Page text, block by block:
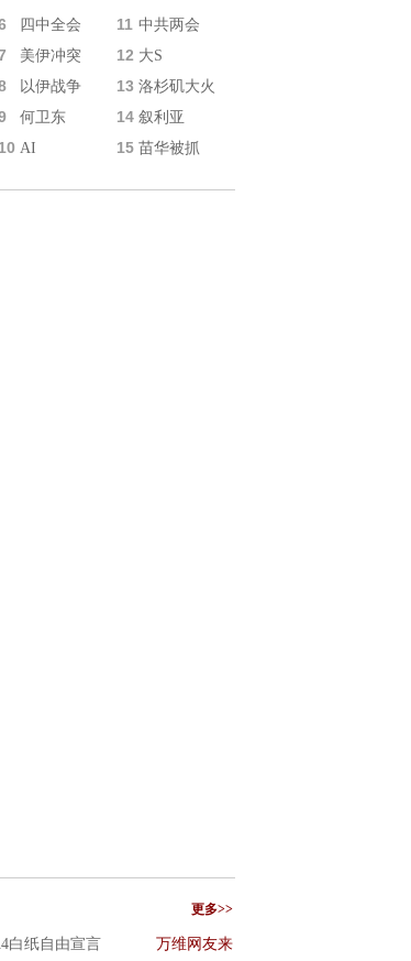
四中全会 11 中共两会
美伊冲突 12 大S
以伊战争 13 洛杉矶大火
何卫东 14 叙利亚
10 AI 15 苗华被抓
更多>>
白纸自由宣言 万维网友来